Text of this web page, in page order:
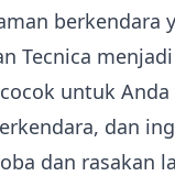
berkendara
Tecnica
untuk
dan
dan rasakan